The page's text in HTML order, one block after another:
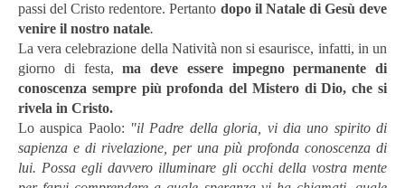
passi del Cristo redentore. Pertanto dopo il Natale di Ge­sù deve
venire il nostro na­tale.
La vera celebrazione della Natività non si esaurisce, infatti, in un
giorno di festa,ma deve essere impegno permanente di
conoscenza sempre più profonda del Mistero di Dio, che si
rivela in Cristo.
Lo auspica Paolo: "il Padre della gloria, vi dia uno spirito di
sapienza e di rivelazione, per una più profonda conoscenza di
lui. Possa egli davvero illuminare gli occhi della vostra mente